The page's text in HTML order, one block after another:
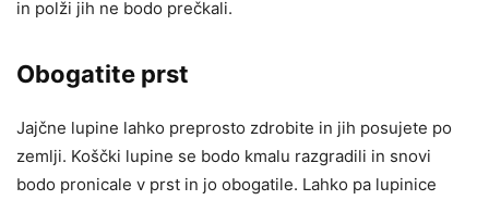
in polži jih ne bodo prečkali.
Obogatite prst
Jajčne lupine lahko preprosto zdrobite in jih posujete po
zemlji. Koščki lupine se bodo kmalu razgradili in snovi
bodo pronicale v prst in jo obogatile. Lahko pa lupinice